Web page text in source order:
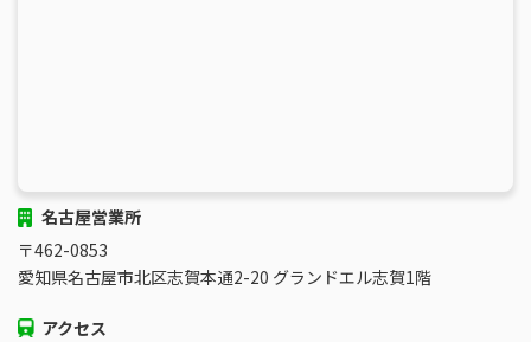
名古屋営業所
〒462-0853
愛知県名古屋市北区志賀本通2-20 グランドエル志賀1階
アクセス